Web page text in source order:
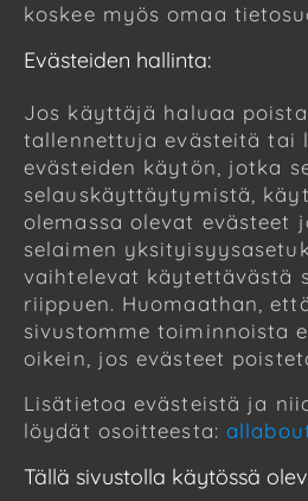
koskee myös omaa
Evästeiden hallinta:
Jos käyttäjä haluaa
tallennettuja evästeitä tai
evästeiden käytön, jotka
selauskäyttäytymistä,
olemassa olevat evästeet
selaimen
vaihtelevat käytettävästä
riippuen. Huomaathan,
sivustomme toiminnoista
oikein, jos evästeet
Lisätietoa evästeistä ja
löydät osoitteesta:
Tällä sivustolla käytössä